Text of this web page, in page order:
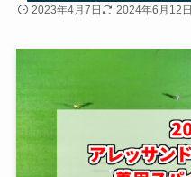
2023年4月7日 2024年6月12日